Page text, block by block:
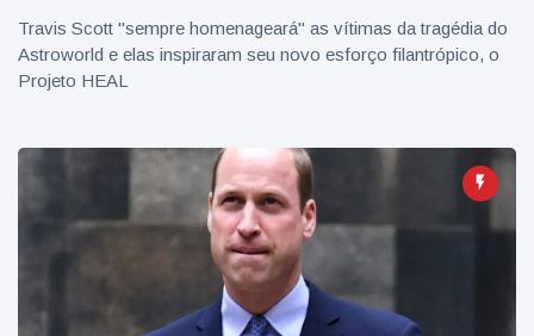
Travis Scott "sempre homenageará" as vítimas da tragédia do
Astroworld e elas inspiraram seu novo esforço filantrópico, o
Projeto HEAL